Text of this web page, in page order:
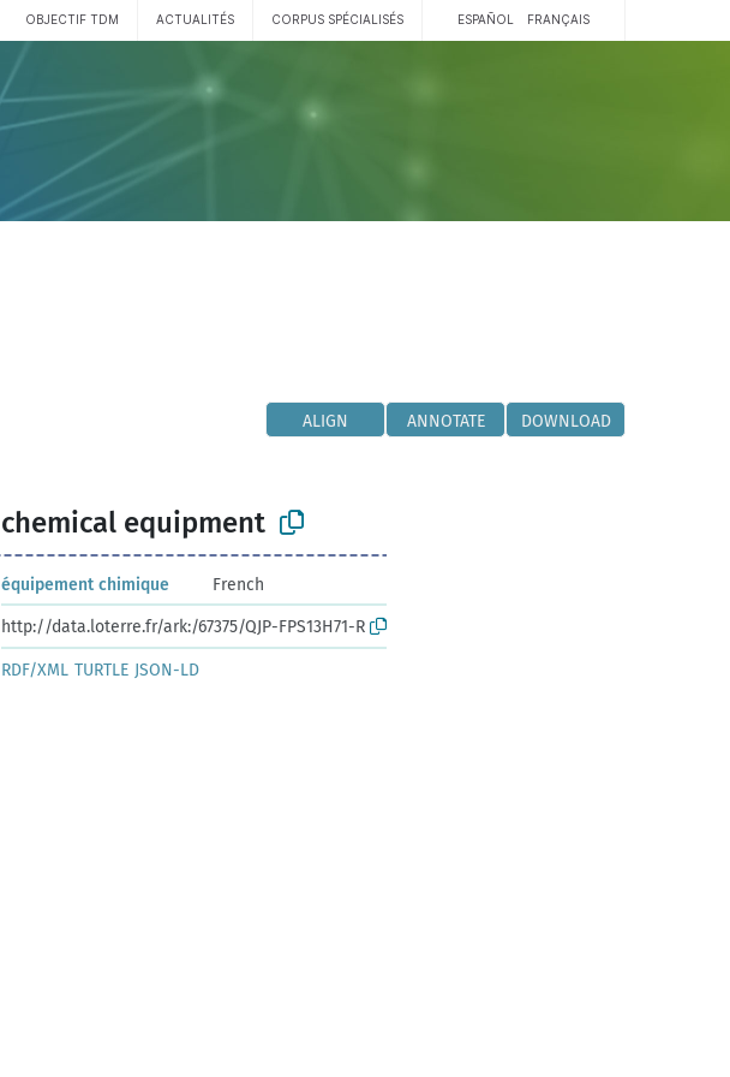
OBJECTIF TDM ACTUALITÉS CORPUS SPÉCIALISÉS ESPAÑOL FRANÇAIS
ALIGN ANNOTATE DOWNLOAD
chemical equipment
équipement chimique
French
http://data.loterre.fr/ark:/67375/QJP-FPS13H71-R
RDF/XML TURTLE JSON-LD